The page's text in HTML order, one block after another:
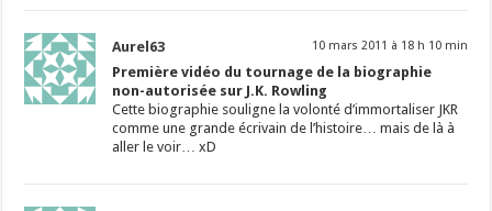
Aurel63 10 mars 2011 à 18 h 10 min
Première vidéo du tournage de la biographie
non-autorisée sur J.K. Rowling
Cette biographie souligne la volonté d’immortaliser JKR
comme une grande écrivain de l’histoire… mais de là à
aller le voir… xD